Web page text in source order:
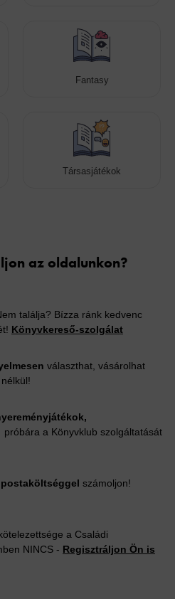
Fantasy
Társasjátékok
az oldalunkon?
találja? Bízza ránk kedvenc
Könyvkereső-szolgálat
választhat, vásárolhat
a Könyvklub szolgáltatását
számoljon!
a Családi
NINCS - Regisztráljon Ön is